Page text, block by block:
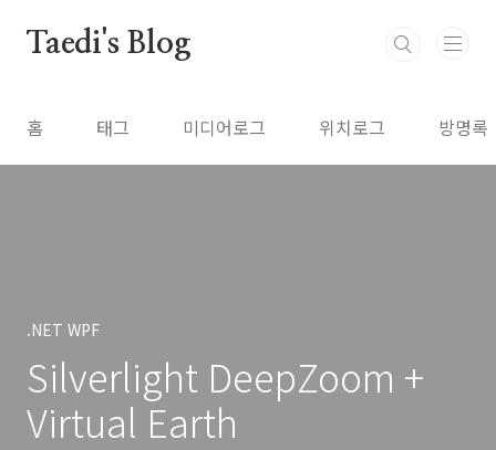
Taedi's Blog
홈 태그 미디어로그 위치로그 방명록
.NET WPF
Silverlight DeepZoom +
Virtual Earth